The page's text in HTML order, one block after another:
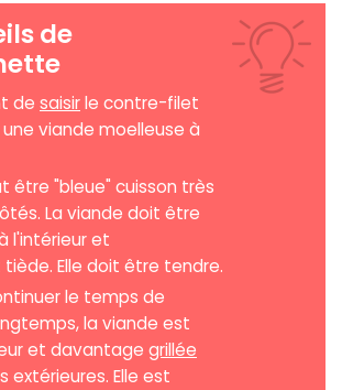
de
de saisirle contre-filet
viande moelleuse à
être "bleue" cuisson très
La viande doit être
l'intérieur et
Elle doit être tendre.
le temps de
la viande est
et davantage grillée
extérieures. Elle est